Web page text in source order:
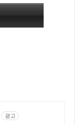
광고